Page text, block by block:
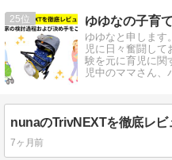
25 ゆゆなの子育
ゆゆなと申します
児に日々奮闘して
験を元に育児に関
児中のママさん、
7ヶ月前